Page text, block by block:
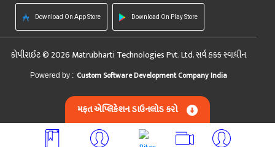
Download On App Store Download On Play Store
કોપીરાઈટ © 2026 Matrubharti Technologies Pvt. Ltd. સર્વ હક્ક સ્વાધીન
Powered by : Custom Software Development Company India
મફત એપ્લિકેશન ડાઉનલોડ કરો